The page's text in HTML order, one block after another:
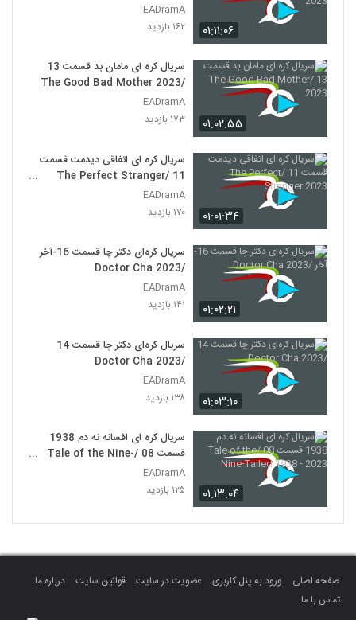
۰۱:۱۱:۰۶
EADramA
۱۶۲ بازدید
۰۱:۰۲:۵۵
سریال کره ای مامان بد قسمت 13
/The Good Bad Mother 2023
EADramA
۱۷۳ بازدید
۰۱:۰۱:۳۴
سریال کره ای اتفاقی دیدمت قسمت
11 /The Perfect Stranger
2023
EADramA
۱۷۰ بازدید
۰۱:۰۲:۲۱
سریال کره‌ای دکتر چا قسمت 16-آخر
/Doctor Cha 2023
EADramA
۱۴۱ بازدید
۰۱:۰۳:۱۰
سریال کره‌ای دکتر چا قسمت 14
/Doctor Cha 2023
EADramA
۱۳۸ بازدید
۰۱:۱۳:۰۴
سریال کره ای افسانه نه دم 1938
قسمت 08 /Tale of the Nine-
Tailed 1938 - 2023
EADramA
۱۲۵ بازدید
صفحه اصلی ورود به پنل کاربری عضویت در سایت قوانین سایت
درباره ما
تماس با ما